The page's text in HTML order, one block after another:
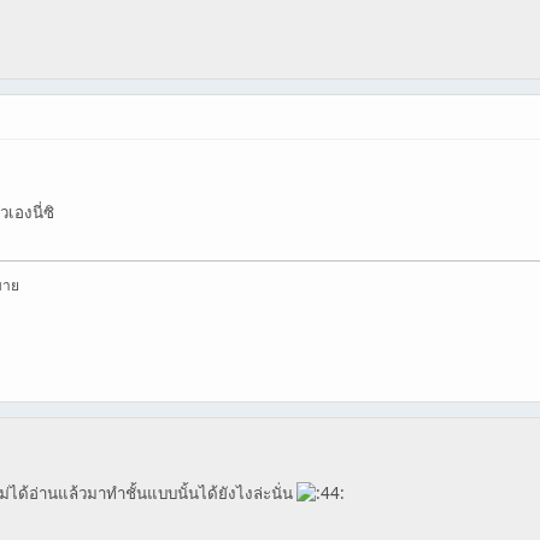
เองนี่ซิ
ย
ได้อ่านแล้วมาทำชั้นแบบนั้นได้ยังไงล่ะนั่น